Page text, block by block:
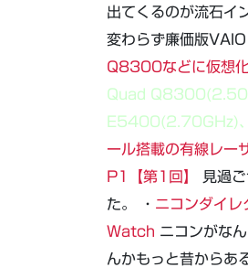
出てくるのが流石イ
変わらず廉価版
Q8300などに仮想
Quad
E5400(2.70GHz)
ール搭載の有線レー
P1【第1回】
見過
た。 ・ ニコンダイレ
Watch ニコンがな
んかもっと昔からあ